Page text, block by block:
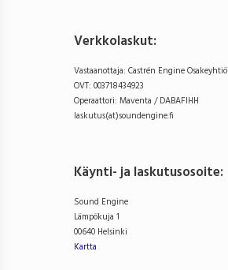
Verkkolaskut:
Vastaanottaja: Castrén Engine Osakeyhtiö
OVT: 003718434923
Operaattori: Maventa / DABAFIHH
laskutus(at)soundengine.fi
Käynti- ja laskutusosoite:
Sound Engine
Lämpökuja 1
00640 Helsinki
Kartta